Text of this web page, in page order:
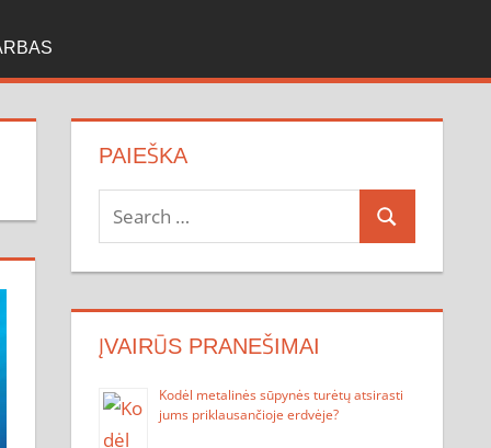
PAIEŠKA
Search
for:
Search
ĮVAIRŪS PRANEŠIMAI
Kodėl metalinės sūpynės turėtų atsirasti
jums priklausančioje erdvėje?